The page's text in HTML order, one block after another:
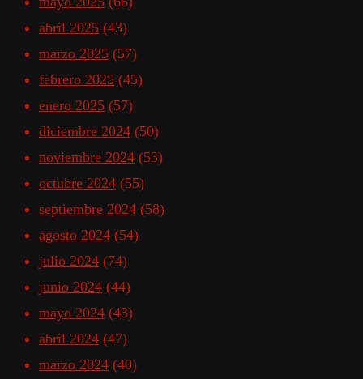
abril 2025 (43)
marzo 2025 (57)
febrero 2025 (45)
enero 2025 (57)
diciembre 2024 (50)
noviembre 2024 (53)
octubre 2024 (55)
septiembre 2024 (58)
agosto 2024 (54)
julio 2024 (74)
junio 2024 (44)
mayo 2024 (43)
abril 2024 (47)
marzo 2024 (40)